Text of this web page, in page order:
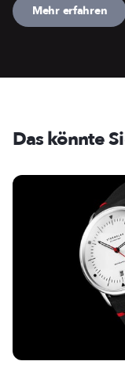
Mehr erfahren
Das könnte